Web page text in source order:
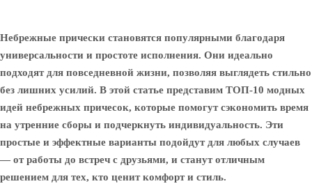
Небрежные прически становятся популярными благодаря
универсальности и простоте исполнения. Они идеально
подходят для повседневной жизни, позволяя выглядеть стильно
без лишних усилий. В этой статье представим ТОП-10 модных
идей небрежных причесок, которые помогут сэкономить время
на утренние сборы и подчеркнуть индивидуальность. Эти
простые и эффектные варианты подойдут для любых случаев
— от работы до встреч с друзьями, и станут отличным
решением для тех, кто ценит комфорт и стиль.